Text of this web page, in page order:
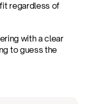
regardless of
with a clear
to guess the